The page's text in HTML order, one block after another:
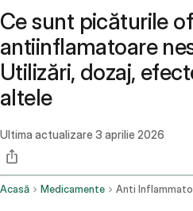
Ce sunt picăturile
antiinflamatoare
Utilizări, dozaj,
altele
Ultima actualizare 3 aprilie 2026
Acasă Medicamente